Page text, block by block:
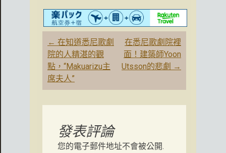
文
章
導
航
← 在知道悉尼歌劇
院的人精湛的觀
點，“Makuarizu主
席夫人”
在悉尼歌劇院裡
面！建築師Yoon
Utsson的悲劇 →
發表評論
您的電子郵件地址不會被公開.